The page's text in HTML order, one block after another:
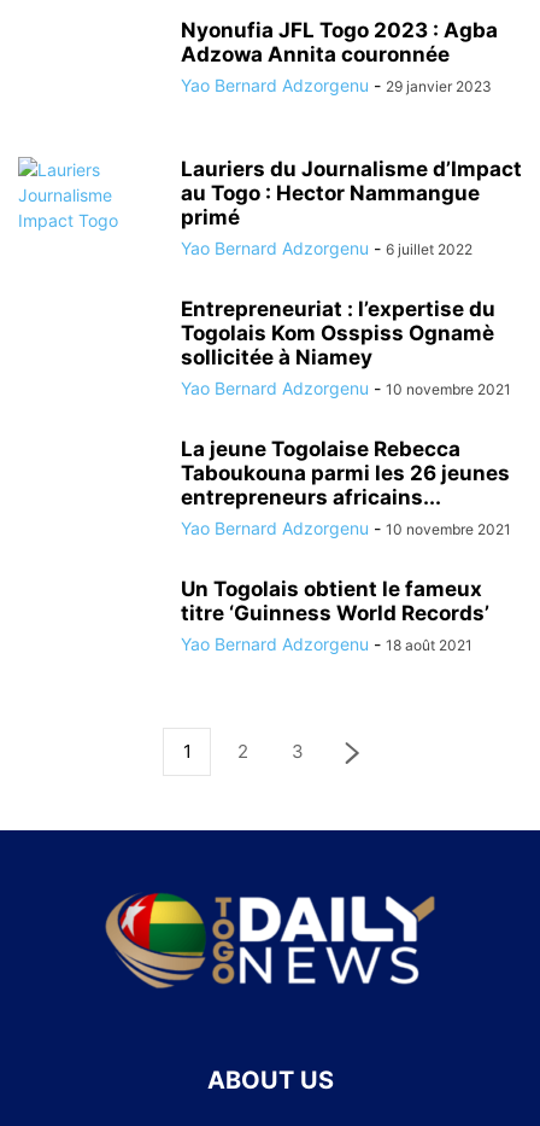
Nyonufia JFL Togo 2023 : Agba
Adzowa Annita couronnée
Yao Bernard Adzorgenu - 29 janvier 2023
Lauriers du Journalisme d’Impact
au Togo : Hector Nammangue
primé
Yao Bernard Adzorgenu - 6 juillet 2022
Entrepreneuriat : l’expertise du
Togolais Kom Osspiss Ognamè
sollicitée à Niamey
Yao Bernard Adzorgenu - 10 novembre 2021
La jeune Togolaise Rebecca
Taboukouna parmi les 26 jeunes
entrepreneurs africains...
Yao Bernard Adzorgenu - 10 novembre 2021
Un Togolais obtient le fameux
titre ‘Guinness World Records’
Yao Bernard Adzorgenu - 18 août 2021
1 2 3
ABOUT US